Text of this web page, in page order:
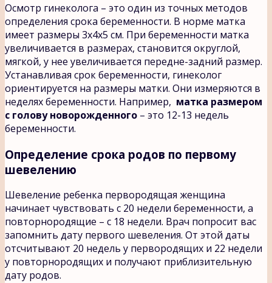
Осмотр гинеколога – это один из точных методов
определения срока беременности. В норме матка
имеет размеры 3х4х5 см. При беременности матка
увеличивается в размерах, становится округлой,
мягкой, у нее увеличивается передне-задний размер.
Устанавливая срок беременности, гинеколог
ориентируется на размеры матки. Они измеряются в
неделях беременности. Например, матка размером
с голову новорожденного – это 12-13 недель
беременности.
Определение срока родов по первому
шевелению
Шевеление ребенка первородящая женщина
начинает чувствовать с 20 недели беременности, а
повторнородящие – с 18 недели. Врач попросит вас
запомнить дату первого шевеления. От этой даты
отсчитывают 20 недель у первородящих и 22 недели
у повторнородящих и получают приблизительную
дату родов.